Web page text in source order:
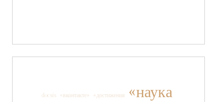
docsis «вконтакте» «достижения «наука